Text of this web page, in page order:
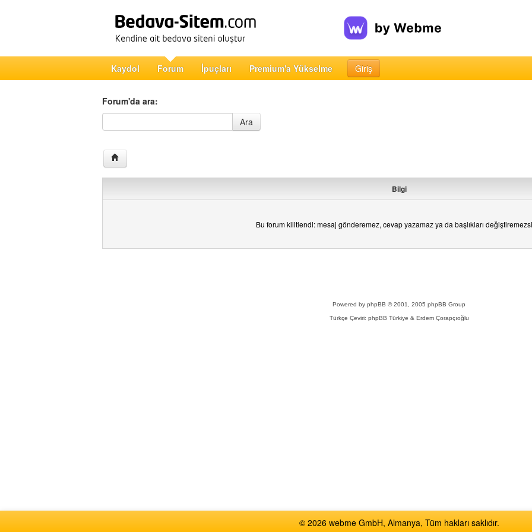
Kaydol Forum İpuçları Premium'a Yükselme Giriş
Forum'da ara:
Forum'da ara
Ara
Bilgi
Bu forum kilitlendi: mesaj gönderemez, cevap yazamaz ya da başlıkları
Powered by phpBB © 2001, 2005 phpBB Group
Türkçe Çeviri: phpBB Türkiye & Erdem Çorapçıoğlu
© 2026 webme GmbH, Almanya, Tüm hakları saklıdır.